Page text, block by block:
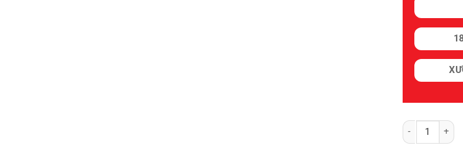
Bàn trà sofa